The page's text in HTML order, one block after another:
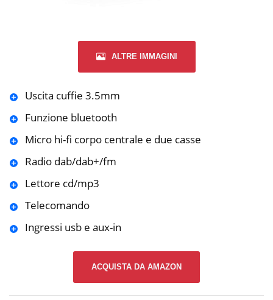
ALTRE IMMAGINI
Uscita cuffie 3.5mm
Funzione bluetooth
Micro hi-fi corpo centrale e due casse
Radio dab/dab+/fm
Lettore cd/mp3
Telecomando
Ingressi usb e aux-in
ACQUISTA DA AMAZON